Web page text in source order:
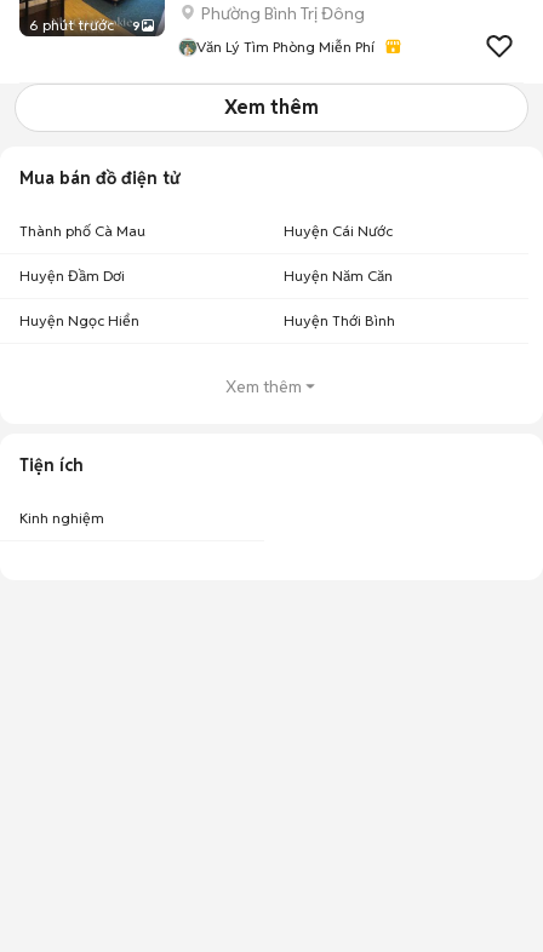
6 phút trước 9
Phường Bình Trị Đông
Văn Lý Tìm Phòng Miễn Phí
Xem thêm
Mua bán đồ điện tử
Thành phố Cà Mau Huyện Cái Nước
Huyện Đầm Dơi Huyện Năm Căn
Huyện Ngọc Hiển Huyện Thới Bình
Xem thêm
Tiện ích
Kinh nghiệm